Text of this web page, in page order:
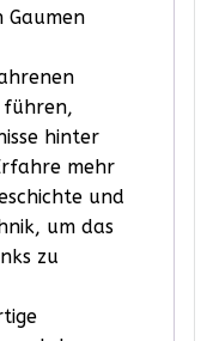
führen,
hinter
mehr
und
um das
zu